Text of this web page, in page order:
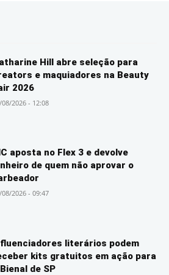
Hill abre seleção para
e maquiadores na Beauty
2026
08/2026 - 12:08
aposta no Flex 3 e devolve
de quem não aprovar o
08/2026 - 09:47
literários podem
kits gratuitos em ação para
de SP